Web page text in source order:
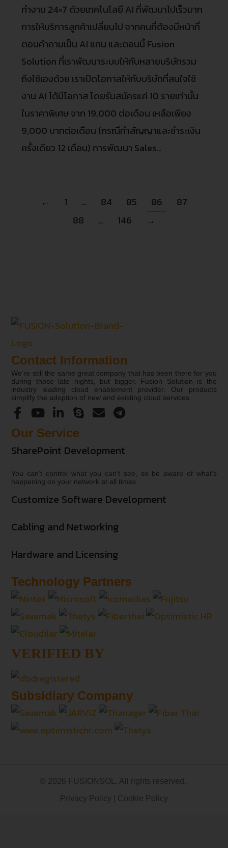
ทำงาน 24×7 ด้วยเทคโนโลยี AI ที่พัฒนาไปเร็วมาก
การให้บริการลูกค้าเปลี่ยนไป จากคนที่ต้องมีหน้าที่
ตอบคำถามเป็น AI แทน และตอนนี้ Fusion
Solution ที่เราพัฒนาระบบให้กับหลายบริษัทรวม
ถึงใช้เองด้วย เราเปิดโอกาสให้กับบริษัทที่สนใจใช้
งาน AI ได้มีโอกาส โดยรับสมัครแค่ 10 รายเท่านั้น
ในราคาพิเศษ จาก 19,000 ต่อเดือน เหลือเพียง
9,000 บาทต่อเดือน (กรณีทำสัญญาและชำระเงิน
ครั้งเดียว 12 เดือน) การพัฒนา Sales…
← 1 … 84 85 86
87
88
… 146 →
Contact Information
We’re still the same great company that has been there for you
during those late nights, but bigger. Fusion Solution is the
industry leading cloud enablement provider. Our products
simplify the adoption of new and existing cloud services.
Our Service
SharePoint Development
You can’t control what you can’t see, so be aware of what’s
happening on your network at all times.
Customize Software Development
Cabling and Networking
Hardware and Licensing
Technology Partners
VERIFIED BY
Subsidiary Company
© 2026 FUSIONSOL. All rights reserved.
Privacy Policy
Cookie Policy